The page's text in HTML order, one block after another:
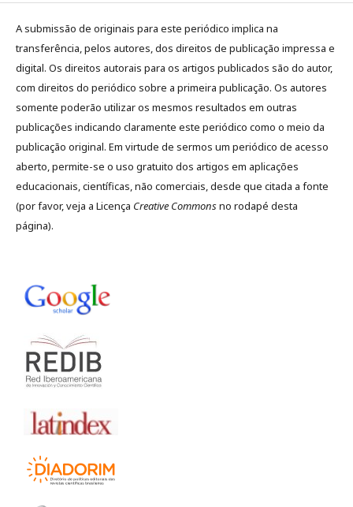
A submissão de originais para este periódico implica na
transferência, pelos autores, dos direitos de publicação impressa e
digital. Os direitos autorais para os artigos publicados são do autor,
com direitos do periódico sobre a primeira publicação. Os autores
somente poderão utilizar os mesmos resultados em outras
publicações indicando claramente este periódico como o meio da
publicação original. Em virtude de sermos um periódico de acesso
aberto, permite-se o uso gratuito dos artigos em aplicações
educacionais, científicas, não comerciais, desde que citada a fonte
(por favor, veja a Licença Creative Commonsno rodapé desta
página).